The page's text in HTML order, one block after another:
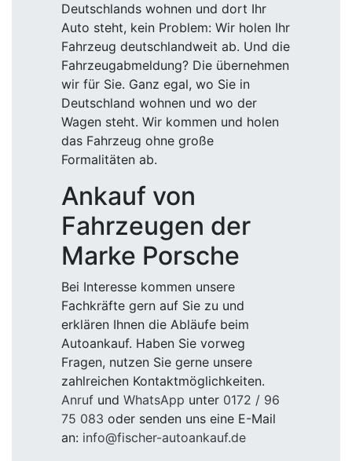
Deutschlands wohnen und dort Ihr
Auto steht, kein Problem: Wir holen Ihr
Fahrzeug deutschlandweit ab. Und die
Fahrzeugabmeldung? Die übernehmen
wir für Sie. Ganz egal, wo Sie in
Deutschland wohnen und wo der
Wagen steht. Wir kommen und holen
das Fahrzeug ohne große
Formalitäten ab.
Ankauf von
Fahrzeugen der
Marke Porsche
Bei Interesse kommen unsere
Fachkräfte gern auf Sie zu und
erklären Ihnen die Abläufe beim
Autoankauf. Haben Sie vorweg
Fragen, nutzen Sie gerne unsere
zahlreichen Kontaktmöglichkeiten.
Anruf und WhatsApp unter 0172 / 96
75 083 oder senden uns eine E-Mail
an: info@fischer-autoankauf.de